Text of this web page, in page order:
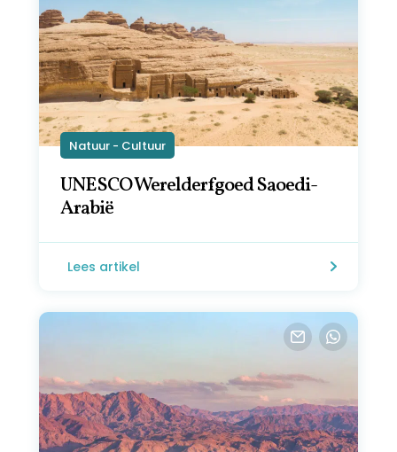
Natuur - Cultuur
UNESCO Werelderfgoed Saoedi-
Arabië
Lees artikel